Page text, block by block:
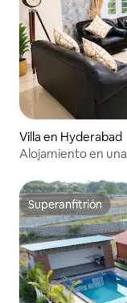
Villa en Hyderabad
Alojamiento en
Superanfitrión
Superanfitrión